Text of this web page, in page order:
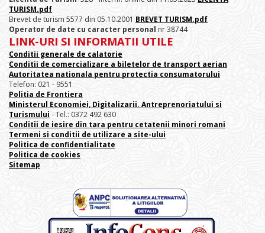
TURISM.pdf
Brevet de turism 5577 din 05.10.2001 BREVET TURISM.pdf
Operator de date cu caracter personal nr 38744
LINK-URI SI INFORMATII UTILE
Conditii generale de calatorie
Conditii de comercializare a biletelor de transport aerian
Autoritatea nationala pentru protectia consumatorului
Telefon: 021 - 9551
Politia de Frontiera
Ministerul Economiei, Digitalizarii. Antreprenoriatului si
Turismului - Tel.: 0372 492 630
Conditii de iesire din tara pentru cetatenii minori romani
Termeni si conditii de utilizare a site-ului
Politica de confidentialitate
Politica de cookies
Sitemap